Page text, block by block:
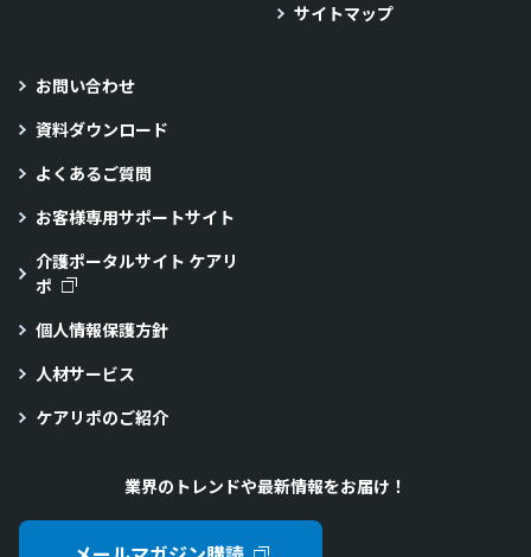
サイトマップ
お問い合わせ
資料ダウンロード
よくあるご質問
お客様専用サポートサイト
介護ポータルサイト ケアリ
ポ
個人情報保護方針
人材サービス
ケアリポのご紹介
業界のトレンドや最新情報をお届け！